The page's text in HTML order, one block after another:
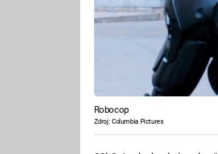
Robocop
Zdroj: Columbia Pictures